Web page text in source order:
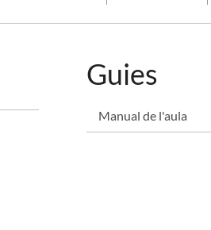
Guies
Manual de l'aula